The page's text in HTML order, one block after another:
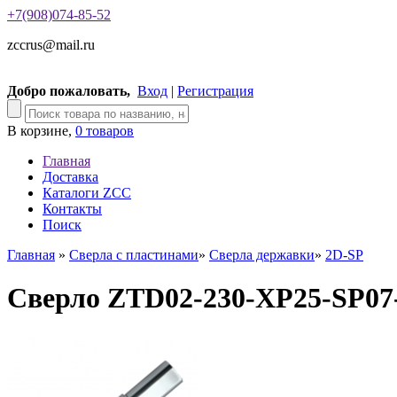
+7(908)074-85-52
zccrus@mail.ru
Добро пожаловать, Вход | Регистрация
В корзине, 0 товаров
Главная
Доставка
Каталоги ZCC
Контакты
Поиск
Главная » Сверла с пластинами» Сверла державки» 2D-SP
Сверло ZTD02-230-XP25-